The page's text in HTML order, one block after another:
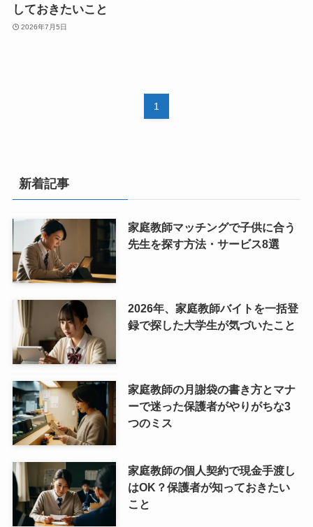
しておきたいこと
2026年7月5日
1
新着記事
家庭教師マッチングで子供に合う
先生を探す方法・サービス8選
2026年、家庭教師バイトを一括登
録で探した大学生が気づいたこと
家庭教師の月謝袋の書き方とマナ
ーで迷った保護者がやりがちな3
つのミス
家庭教師の個人契約で現金手渡し
はOK？保護者が知っておきたい
こと